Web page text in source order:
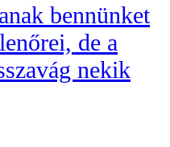
bennünket
de a
nekik